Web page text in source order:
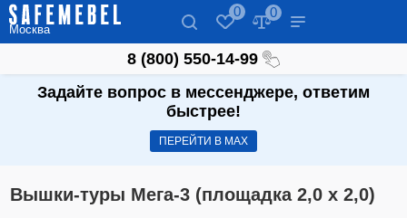
Москва
0 0
8 (800) 550-14-99
Задайте вопрос в мессенджере, ответим
быстрее!
ПЕРЕЙТИ В МАХ
Вышки-туры Мега-3 (площадка 2,0 х 2,0)